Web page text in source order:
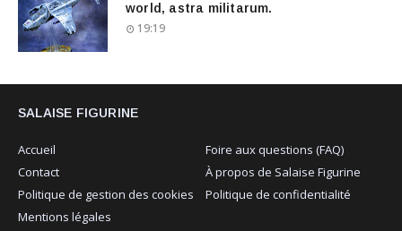
world, astra militarum.
19:19
SALAISE FIGURINE
Accueil
Foire aux questions (FAQ)
Contact
À propos de Salaise Figurine
Politique de gestion des cookies
Politique de confidentialité
Mentions légales